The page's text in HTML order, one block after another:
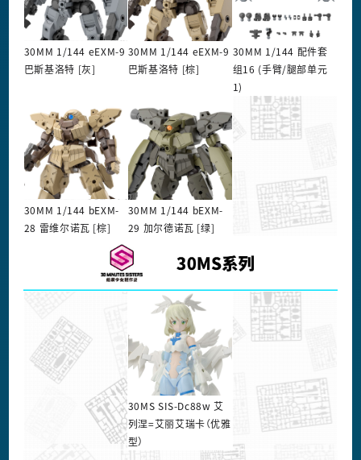
30MM 1/144 eEXM-9
巴斯基洛特 [灰]
30MM 1/144 eEXM-9
巴斯基洛特 [棕]
30MM 1/144 配件套
组16 (手臂/腿部单元
1)
30MM 1/144 bEXM-
28 雷维尔诺瓦 [棕]
30MM 1/144 bEXM-
29 加尔德诺瓦 [绿]
30MS SIS-Dc88w 艾
列涅=艾丽艾瑞卡（优雅
型）